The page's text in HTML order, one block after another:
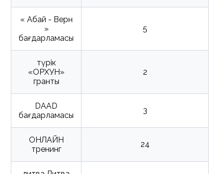
« Абай - Верн
»
бағдарламасы
5
түрік
«ОРХУН»
гранты
2
DAAD
бағдарламасы
3
ОНЛАЙН
тренинг
24